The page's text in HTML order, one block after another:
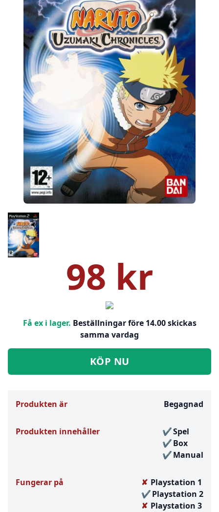
98 kr
Få ex i lager. Beställningar före 14.00 skickas
samma vardag
KÖP NU
Produkten är Begagnad
Produkten innehåller
Spel
Box
Manual
Fungerar på
Playstation 1
Playstation 2
Playstation 3